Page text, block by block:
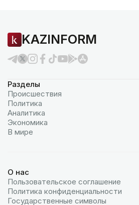
KAZINFORM
Разделы
Происшествия
Политика
Аналитика
Экономика
В мире
О нас
Пользовательское соглашение
Политика конфиденциальности
Государственные символы